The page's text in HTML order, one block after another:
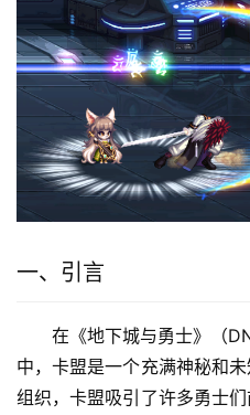
一、引言
在《地下城与勇士》（
中，卡盟是一个充满神秘和
组织，卡盟吸引了许多勇士